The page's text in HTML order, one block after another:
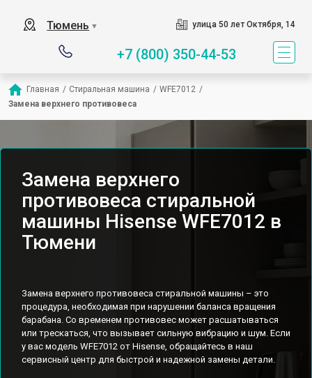
Тюмень ▼ улица 50 лет Октября, 14
+7 (800) 350-44-53
Главная / Стиральная машина / WFE7012 /
Замена верхнего противовеса
Замена верхнего
противовеса стиральной
машины Hisense WFE7012 в
Тюмени
Замена верхнего противовеса стиральной машины – это
процедура, необходимая при нарушении баланса вращения
барабана. Со временем противовес может расшатываться
или трескаться, что вызывает сильную вибрацию и шум. Если
у вас модель WFE7012 от Hisense, обращайтесь в наш
сервисный центр для быстрой и надежной замены детали.